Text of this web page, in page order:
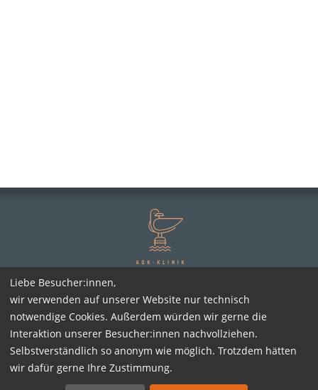
Liebe Besucher:innen,
wir verwenden auf unserer Website nur technisch
notwendige Cookies. Außerdem würden wir gerne die
Interaktion unserer Besucher:innen nachvollziehen.
Selbstverständlich so anonym wie möglich. Trotzdem hätten
wir dafür gerne Ihre Zustimmung.
IMPRESSUM
DATENSCHUTZ
MEDIZINPRODUKTEBEAUFTRAGTER
SITEMAP
INFORMATIONEN IN LEICHTER SPRACHE
ERKLÄRUNG ZUR BARRIEREFREIHEIT
COOKIEEINSTELLUNGEN BEARBEITEN